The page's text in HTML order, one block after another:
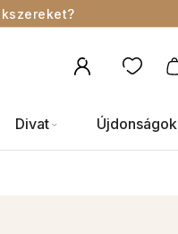
Divat Újdonságok